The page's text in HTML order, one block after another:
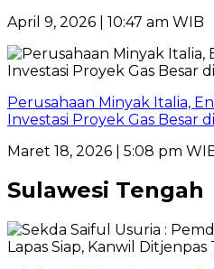
April 9, 2026 | 10:47 am WIB
Perusahaan Minyak Italia,
Investasi Proyek Gas Besar
Maret 18, 2026 | 5:08 pm
Sulawesi Tengah